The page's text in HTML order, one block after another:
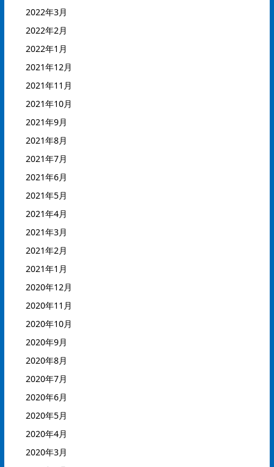
2022年3月
2022年2月
2022年1月
2021年12月
2021年11月
2021年10月
2021年9月
2021年8月
2021年7月
2021年6月
2021年5月
2021年4月
2021年3月
2021年2月
2021年1月
2020年12月
2020年11月
2020年10月
2020年9月
2020年8月
2020年7月
2020年6月
2020年5月
2020年4月
2020年3月